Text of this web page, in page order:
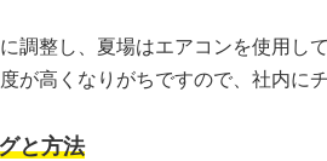
調整し、夏場はエアコンを使用し
が高くなりがちですので、社内に
と方法